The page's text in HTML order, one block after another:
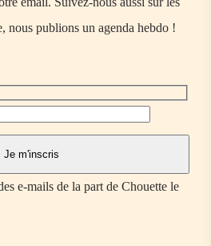
nous publions un agenda hebdo !
e-mails de la part de Chouette le